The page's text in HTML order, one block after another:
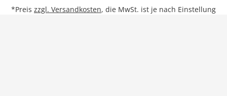
*Preis zzgl. Versandkosten, die MwSt. ist je nach Einstellung